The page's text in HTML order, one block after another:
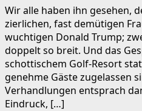
Wir alle haben ihn gesehen,
zierlichen, fast demütigen
wuchtigen Donald Trump;
doppelt so breit. Und das
schottischem Golf-Resort
genehme Gäste zugelassen
Verhandlungen entsprach
Eindruck, […]